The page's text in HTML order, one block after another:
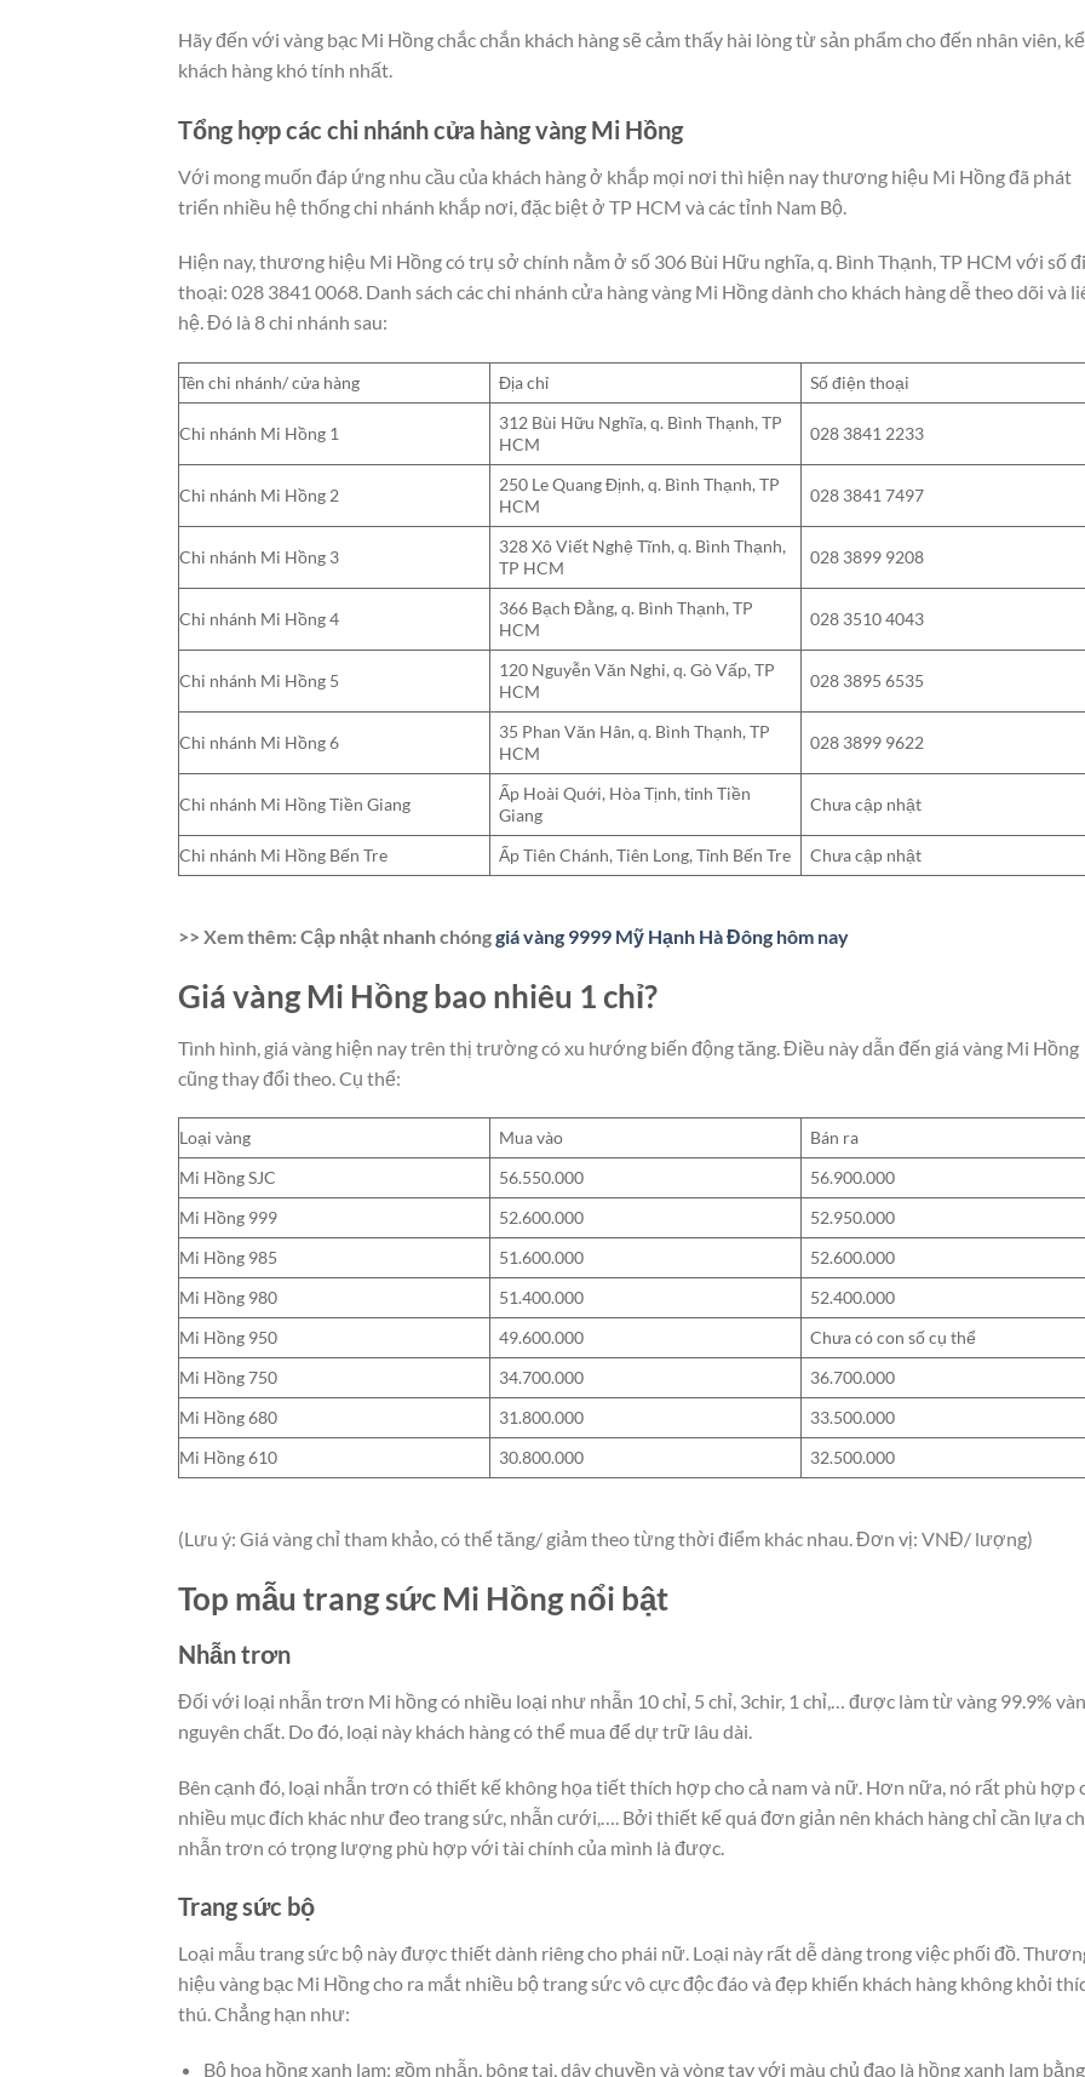
Hãy đến với vàng bạc Mi Hồng chắc chắn khách hàng sẽ cảm thấy hài lòng từ sản phẩm cho đến nhân viên,
khách hàng khó tính nhất.
Tổng hợp các chi nhánh cửa hàng vàng Mi Hồng
Với mong muốn đáp ứng nhu cầu của khách hàng ở khắp mọi nơi thì hiện nay thương hiệu Mi Hồng đã phát
triển nhiều hệ thống chi nhánh khắp nơi, đặc biệt ở TP HCM và các tỉnh Nam Bộ.
Hiện nay, thương hiệu Mi Hồng có trụ sở chính nằm ở số 306 Bùi Hữu nghĩa, q. Bình Thạnh, TP HCM với số
thoại: 028 3841 0068. Danh sách các chi nhánh cửa hàng vàng Mi Hồng dành cho khách hàng dễ theo dõi và
hệ. Đó là 8 chi nhánh sau:
Tên chi nhánh/ cửa hàng Địa chỉ Số điện thoại
Chi nhánh Mi Hồng 1
312 Bùi Hữu Nghĩa, q. Bình Thạnh, TP
HCM
028 3841 2233
Chi nhánh Mi Hồng 2
250 Le Quang Định, q. Bình Thạnh, TP
HCM
028 3841 7497
Chi nhánh Mi Hồng 3
328 Xô Viết Nghệ Tĩnh, q. Bình Thạnh,
TP HCM
028 3899 9208
Chi nhánh Mi Hồng 4
366 Bạch Đằng, q. Bình Thạnh, TP
HCM
028 3510 4043
Chi nhánh Mi Hồng 5
120 Nguyễn Văn Nghi, q. Gò Vấp, TP
HCM
028 3895 6535
Chi nhánh Mi Hồng 6
35 Phan Văn Hân, q. Bình Thạnh, TP
HCM
028 3899 9622
Chi nhánh Mi Hồng Tiền Giang
Ấp Hoài Quới, Hòa Tịnh, tỉnh Tiền
Giang
Chưa cập nhật
Chi nhánh Mi Hồng Bến Tre Ấp Tiên Chánh, Tiên Long, Tỉnh Bến Tre Chưa cập nhật
>> Xem thêm: Cập nhật nhanh chónggiá vàng 9999 Mỹ Hạnh Hà Đông hôm nay
Giá vàng Mi Hồng bao nhiêu 1 chỉ?
Tình hình, giá vàng hiện nay trên thị trường có xu hướng biến động tăng. Điều này dẫn đến giá vàng Mi Hồng
cũng thay đổi theo. Cụ thể:
Loại vàng Mua vào
Bán ra
Mi Hồng SJC
56.550.000
56.900.000
Mi Hồng 999
52.600.000
52.950.000
Mi Hồng 985
51.600.000
52.600.000
Mi Hồng 980
51.400.000
52.400.000
Mi Hồng 950
49.600.000
Chưa có con số cụ thể
Mi Hồng 750
34.700.000
36.700.000
Mi Hồng 680
31.800.000
33.500.000
Mi Hồng 610
30.800.000 32.500.000
(Lưu ý: Giá vàng chỉ tham khảo, có thể tăng/ giảm theo từng thời điểm khác nhau. Đơn vị: VNĐ/ lượng)
Top mẫu trang sức Mi Hồng nổi bật
Nhẫn trơn
Đối với loại nhẫn trơn Mi hồng có nhiều loại như nhẫn 10 chỉ, 5 chỉ, 3chir, 1 chỉ,… được làm từ vàng 99.9%
nguyên chất. Do đó, loại này khách hàng có thể mua để dự trữ lâu dài.
Bên cạnh đó, loại nhẫn trơn có thiết kế không họa tiết thích hợp cho cả nam và nữ. Hơn nữa, nó rất phù hợp
nhiều mục đích khác như đeo trang sức, nhẫn cưới,…. Bởi thiết kế quá đơn giản nên khách hàng chỉ cần lựa
nhẫn trơn có trọng lượng phù hợp với tài chính của mình là được.
Trang sức bộ
Loại mẫu trang sức bộ này được thiết dành riêng cho phái nữ. Loại này rất dễ dàng trong việc phối đồ.
hiệu vàng bạc Mi Hồng cho ra mắt nhiều bộ trang sức vô cực độc đáo và đẹp khiến khách hàng không khỏi
thú. Chẳng hạn như:
Bộ hoa hồng xanh lam: gồm nhẫn, bông tai, dây chuyền và vòng tay với màu chủ đạo là hồng xanh lam